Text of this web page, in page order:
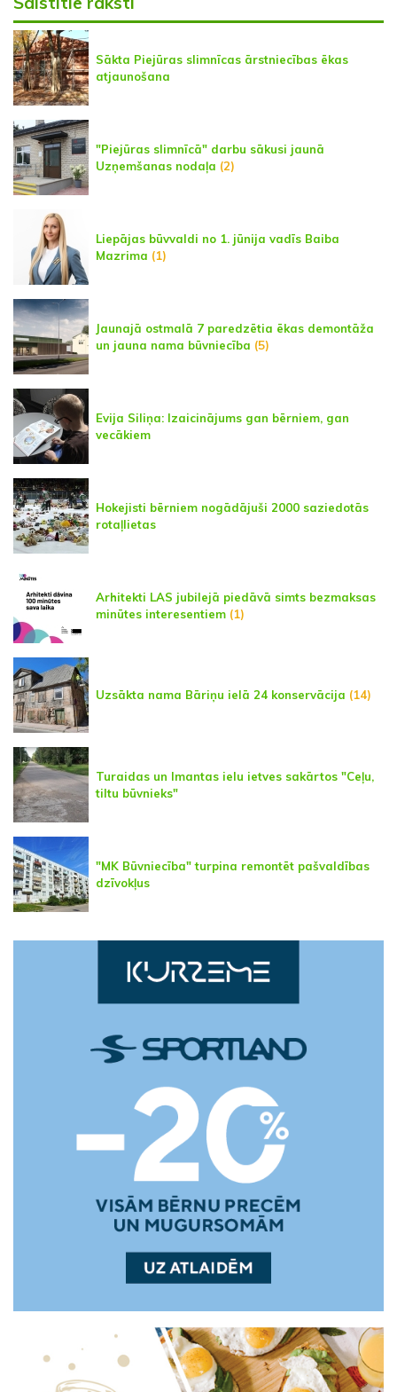
Sākta Piejūras slimnīcas ārstniecības ēkas
atjaunošana
"Piejūras slimnīcā" darbu sākusi jaunā
Uzņemšanas nodaļa (2)
Liepājas būvvaldi no 1. jūnija vadīs Baiba
Mazrima (1)
Jaunajā ostmalā 7 paredzētia ēkas demontāža
un jauna nama būvniecība (5)
Evija Siliņa: Izaicinājums gan bērniem, gan
vecākiem
Hokejisti bērniem nogādājuši 2000 saziedotās
rotaļlietas
Arhitekti LAS jubilejā piedāvā simts bezmaksas
minūtes interesentiem (1)
Uzsākta nama Bāriņu ielā 24 konservācija (14)
Turaidas un Imantas ielu ietves sakārtos "Ceļu,
tiltu būvnieks"
"MK Būvniecība" turpina remontēt pašvaldības
dzīvokļus